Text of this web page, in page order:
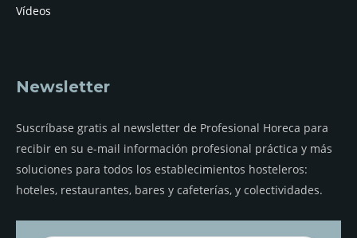
Vídeos
Newsletter
Suscríbase gratis al newsletter de Profesional Horeca para
recibir en su e-mail información profesional práctica y más
soluciones para todos los establecimientos hosteleros:
hoteles, restaurantes, bares y cafeterías, y colectividades.